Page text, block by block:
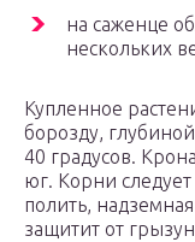
на саженце
нескольких
Купленное
борозду,
40 градусов.
юг. Корни
полить,
защитит от